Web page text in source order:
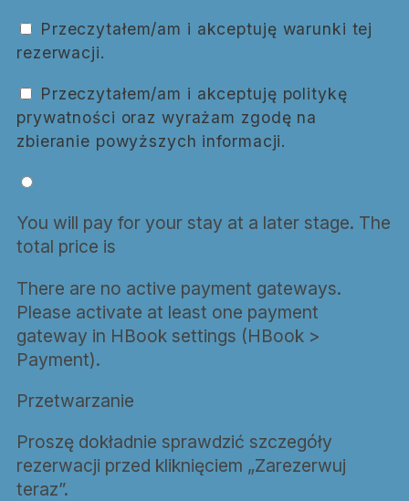
Przeczytałem/am i akceptuję warunki tej
rezerwacji.
Przeczytałem/am i akceptuję politykę
prywatności oraz wyrażam zgodę na
zbieranie powyższych informacji.
You will pay for your stay at a later stage. The
total price is
There are no active payment gateways.
Please activate at least one payment
gateway in HBook settings (HBook >
Payment).
Przetwarzanie
Proszę dokładnie sprawdzić szczegóły
rezerwacji przed kliknięciem „Zarezerwuj
teraz”.